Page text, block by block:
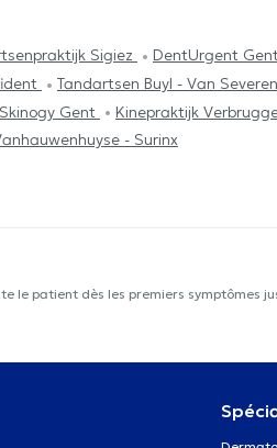
Sigiez
DentUrgent Gent
Tandartsen Buyl - Van Severen
Skinogy Gent
Kinepraktijk
- Surinx
le patient dès les premiers